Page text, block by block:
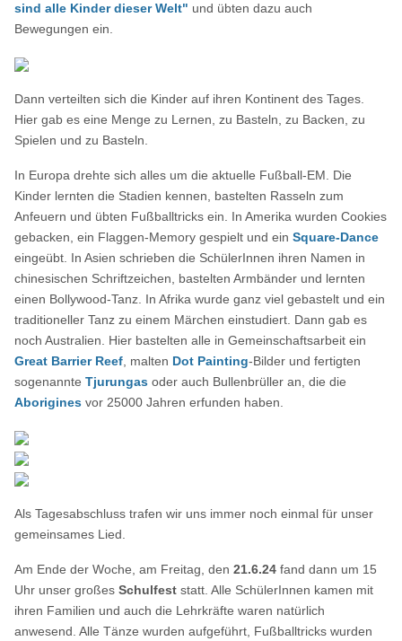
sind alle Kinder dieser Welt" und übten dazu auch
Bewegungen ein.
Dann verteilten sich die Kinder auf ihren Kontinent des Tages.
Hier gab es eine Menge zu Lernen, zu Basteln, zu Backen, zu
Spielen und zu Basteln.
In Europa drehte sich alles um die aktuelle Fußball-EM. Die
Kinder lernten die Stadien kennen, bastelten Rasseln zum
Anfeuern und übten Fußballtricks ein. In Amerika wurden Cookies
gebacken, ein Flaggen-Memory gespielt und einSquare-Dance
eingeübt. In Asien schrieben die SchülerInnen ihren Namen in
chinesischen Schriftzeichen, bastelten Armbänder und lernten
einen Bollywood-Tanz. In Afrika wurde ganz viel gebastelt und ein
traditioneller Tanz zu einem Märchen einstudiert. Dann gab es
noch Australien. Hier bastelten alle in Gemeinschaftsarbeit ein
Great Barrier Reef , malten Dot Painting-Bilder und fertigten
sogenannteTjurungas oder auch Bullenbrüller an, die die
Aborigines vor 25000 Jahren erfunden haben.
Als Tagesabschluss trafen wir uns immer noch einmal für unser
gemeinsames Lied.
Am Ende der Woche, am Freitag, den21.6.24 fand dann um 15
Uhr unser großesSchulfeststatt. Alle SchülerInnen kamen mit
ihren Familien und auch die Lehrkräfte waren natürlich
anwesend. Alle Tänze wurden aufgeführt, Fußballtricks wurden